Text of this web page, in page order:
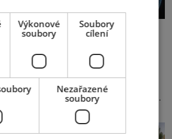
nebezpečím
dvě děti a dokonce jsme už
žít normálně, nebýt jedné
mi nabourala mysl. Živím se
a konec měsíce je pro mě vždy
obdobím. Od té chvíle, co
dcera čím dál častěji volá o
týče. Dalo by se
Výkonové
soubory
Soubory
cílení
Nezařazené
soubory